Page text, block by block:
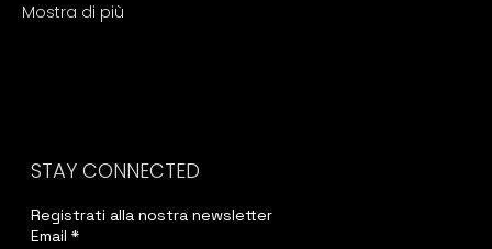
Mostra di più
STAY CONNECTED
Registrati alla nostra newsletter
Email *